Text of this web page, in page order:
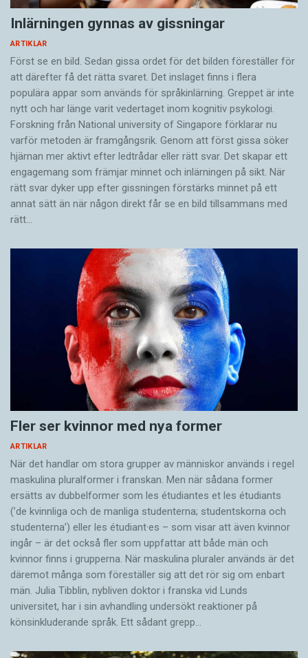
Inlärningen gynnas av gissningar
ARTIKLAR
Först se en bild. Sedan gissa ordet för det bilden föreställer för
att därefter få det rätta svaret. Det inslaget finns i flera
populära appar som används för språkinlärning. Greppet är inte
nytt och har länge varit vedertaget inom kognitiv psykologi.
Forskning från National university of Singa­pore förklarar nu
varför metoden är framgångsrik. Genom att först gissa ­söker
hjärnan mer aktivt ­efter ledtrådar eller rätt svar. Det skapar ett
engagemang som främjar minnet och inlärningen på sikt. När
rätt svar dyker upp efter gissningen förstärks minnet på ett
annat sätt än när någon direkt får se en bild tillsammans med
rätt…
Fler ser kvinnor med nya former
ARTIKLAR
När det handlar om stora grupper av människor används i regel
maskulina pluralformer i franskan. Men när sådana ­former
ersätts av dubbel­former som les étudiantes et les étudiants
(’de kvinnliga och de manliga studenterna; studentskorna och
studenterna’) eller les étudiant·es – som visar att även kvinnor
ingår – är det också fler som uppfattar att både män och
kvinnor finns i grupperna. När maskulina pluraler används är det
där­emot många som föreställer sig att det rör sig om enbart
män. Julia Tibblin, nybliven doktor i franska vid Lunds
universitet, har i sin avhandling undersökt reaktioner på
könsinkluderande språk. Ett sådant grepp…